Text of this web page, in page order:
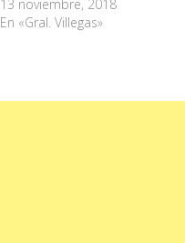
13 noviembre, 2018
En «Gral. Villegas»